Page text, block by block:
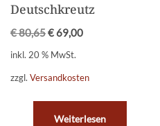
Deutschkreutz
€80,65€69,00
inkl. 20 % MwSt.
zzgl. Versandkosten
Weiterlesen